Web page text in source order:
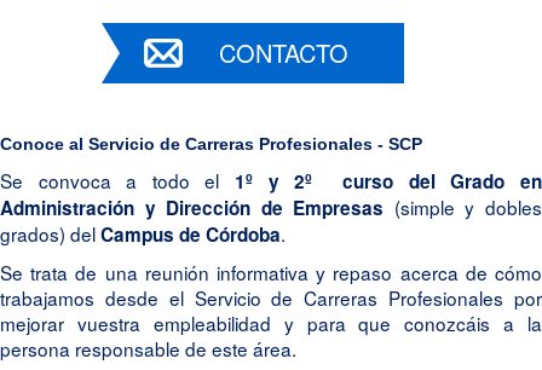
CONTACTO
Conoce al Servicio de Carreras Profesionales - SCP
Se convoca a todo el 1º y 2º curso del Grado en
Administración y Dirección de Empresas (simple y dobles
grados) delCampus de Córdoba.
Se trata de una reunión informativa y repaso acerca de cómo
trabajamos desde el Servicio de Carreras Profesionales por
mejorar vuestra empleabilidad y para que conozcáis a la
persona responsable de este área.